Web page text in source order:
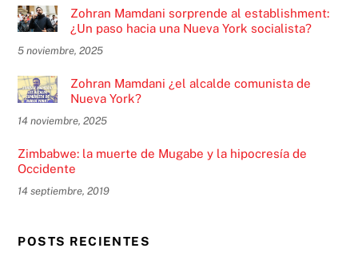
Zohran Mamdani sorprende al establishment:
¿Un paso hacia una Nueva York socialista?
5 noviembre, 2025
Zohran Mamdani ¿el alcalde comunista de
Nueva York?
14 noviembre, 2025
Zimbabwe: la muerte de Mugabe y la hipocresía de
Occidente
14 septiembre, 2019
POSTS RECIENTES